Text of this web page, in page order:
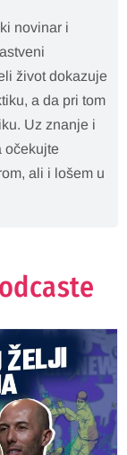
novinar i
život dokazuje
a da pri tom
Uz znanje i
očekujte
ali i lošem u